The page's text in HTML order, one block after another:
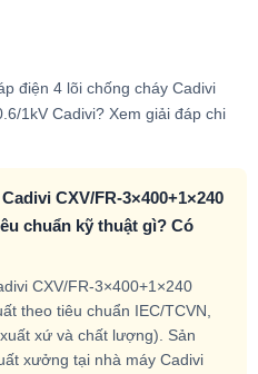
điện 4 lõi chống cháy Cadivi
1kV Cadivi? Xem giải đáp chi
CXV/FR-3×400+1×240
chuẩn kỹ thuật gì? Có
CXV/FR-3×400+1×240
theo tiêu chuẩn IEC/TCVN,
xứ và chất lượng). Sản
xưởng tại nhà máy Cadivi